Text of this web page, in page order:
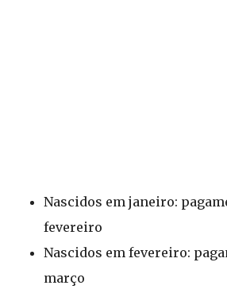
Nascidos em janeiro:
fevereiro
Nascidos em fevereiro:
março